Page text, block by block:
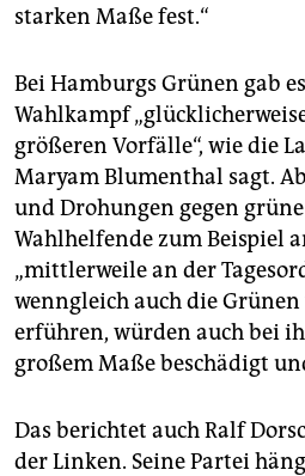
starken Maße fest.“
Bei Hamburgs Grünen gab
Wahlkampf
größeren Vorfälle“, wie die
Maryam Blumenthal sagt.
und Drohungen gegen
Wahlhelfende zum Beispiel
„mittlerweile an der
wenngleich auch die
erführen, würden auch bei
großem Maße beschädigt
Das berichtet auch Ralf
der Linken. Seine Partei